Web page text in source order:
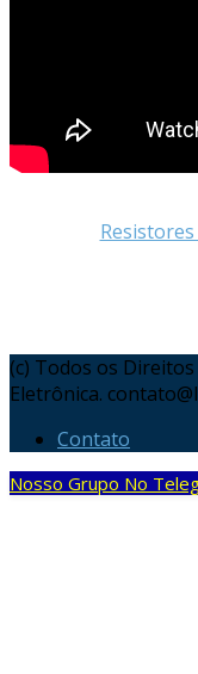
(c) Todos os
Eletrônica.
Contato
Nosso Grupo No